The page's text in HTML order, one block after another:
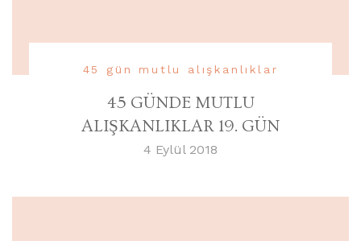
45 gün mutlu alışkanlıklar
45 GÜNDE MUTLU
ALIŞKANLIKLAR 19. GÜN
4 Eylül 2018